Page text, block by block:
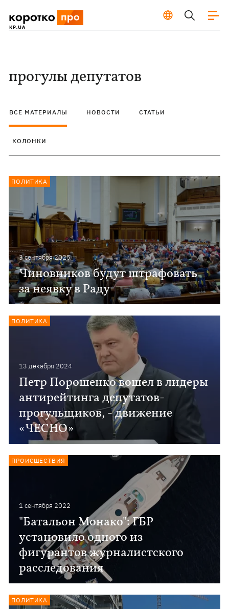
прогулы депутатов
ВСЕ МАТЕРИАЛЫ НОВОСТИ СТАТЬИ
КОЛОНКИ
3 сентября 2025
Чиновников будут штрафовать
за неявку в Раду
ПОЛИТИКА
13 декабря 2024
Петр Порошенко вошел в лидеры
антирейтинга депутатов-
прогульщиков, - движение
«ЧЕСНО»
ПОЛИТИКА
1 сентября 2022
"Батальон Монако": ГБР
установило одного из
фигурантов журналистского
расследования
ПРОИСШЕСТВИЯ
ПОЛИТИКА